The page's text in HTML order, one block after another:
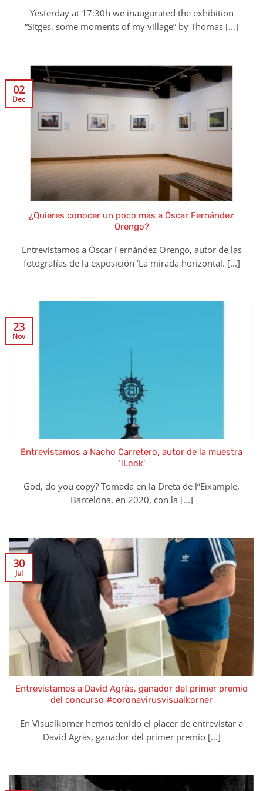
Yesterday at 17:30h we inaugurated the exhibition
“Sitges, some moments of my village” by Thomas [...]
¿Quieres conocer un poco más a Óscar Fernández
Orengo?
Entrevistamos a Óscar Fernández Orengo, autor de las
fotografías de la exposición ‘La mirada horizontal. [...]
02
Dec
Entrevistamos a Nacho Carretero, autor de la muestra
‘iLook’
God, do you copy? Tomada en la Dreta de l”Eixample,
Barcelona, en 2020, con la [...]
23
Nov
Entrevistamos a David Agràs, ganador del primer premio
del concurso #coronavirusvisualkorner
En Visualkorner hemos tenido el placer de entrevistar a
David Agràs, ganador del primer premio [...]
30
Jul